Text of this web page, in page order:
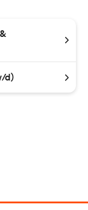
d)